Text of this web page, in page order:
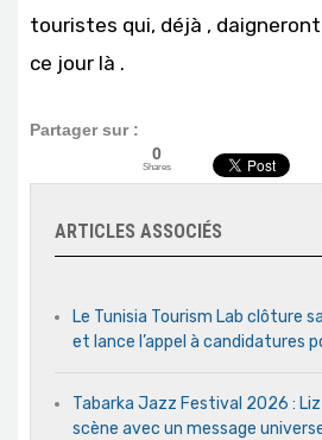
touristes qui, déjà ,
ce jour là .
Partager sur :
0
Shares
ARTICLES ASSOCIÉS
Le Tunisia Tourism Lab clôture
et lance l’appel à candidatures
Tabarka Jazz Festival 2026 :
scène avec un message